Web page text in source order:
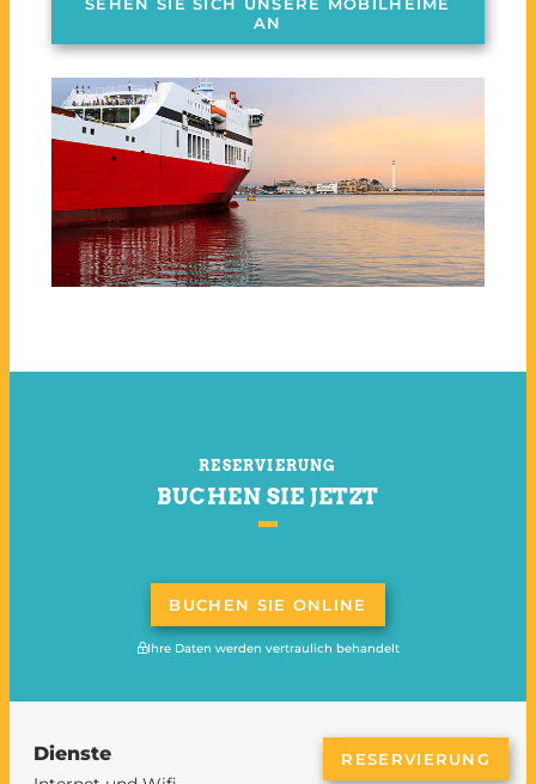
AN
RESERVIERUNG
BUCHEN SIE JETZT
BUCHEN SIE ONLINE
Ihre Daten werden vertraulich behandelt
Dienste RESERVIERUNG